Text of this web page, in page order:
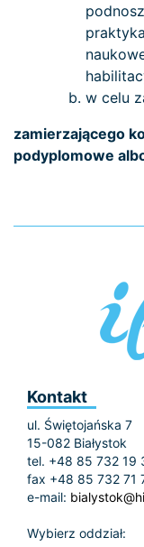
w celu
zamierzającego
podyplomowe
Kontakt
ul. Świętojańska 7
15-082 Białystok
tel. +48 85 732 19
fax +48 85 732 71
e-mail:
Wybierz oddział: